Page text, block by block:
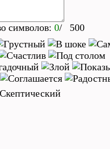
символов: 0/ 500